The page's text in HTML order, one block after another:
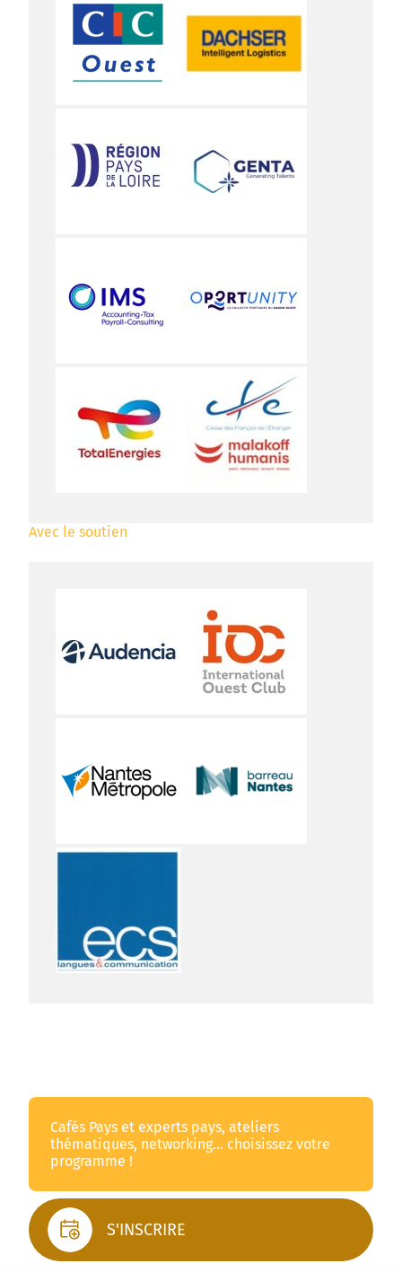
Avec le soutien
Cafés Pays et experts pays, ateliers
thématiques, networking... choisissez votre
programme !
S'INSCRIRE